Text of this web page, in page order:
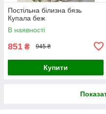
Постільна білизна бязь
Купала беж
В наявності
851 ₴ 945 ₴
Купити